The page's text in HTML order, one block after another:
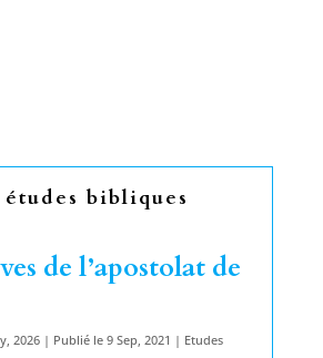
études bibliques
de l’apostolat de
2026 | Publié le 9 Sep, 2021 | Etudes